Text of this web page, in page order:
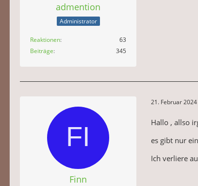
admention
Administrator
Reaktionen
63
Beiträge
345
Finn
21. Februar
Hallo , allso
es gibt nur
Ich verliere